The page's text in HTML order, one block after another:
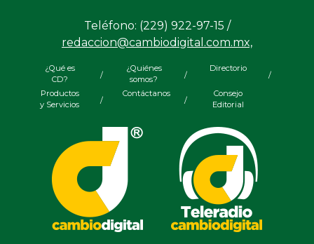
Teléfono: (229) 922-97-15 /
redaccion@cambiodigital.com.mx,
¿Qué es
CD?
/
¿Quiénes
somos?
/
Directorio
/
Productos
y Servicios
/
Contáctanos
/
Consejo
Editorial